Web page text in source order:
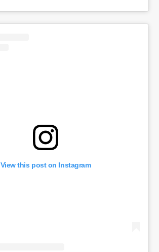
View this post on Instagram